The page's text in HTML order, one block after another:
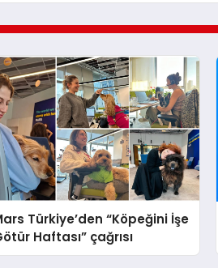
Türkiye’den “Köpeğini İşe
Haftası” çağrısı